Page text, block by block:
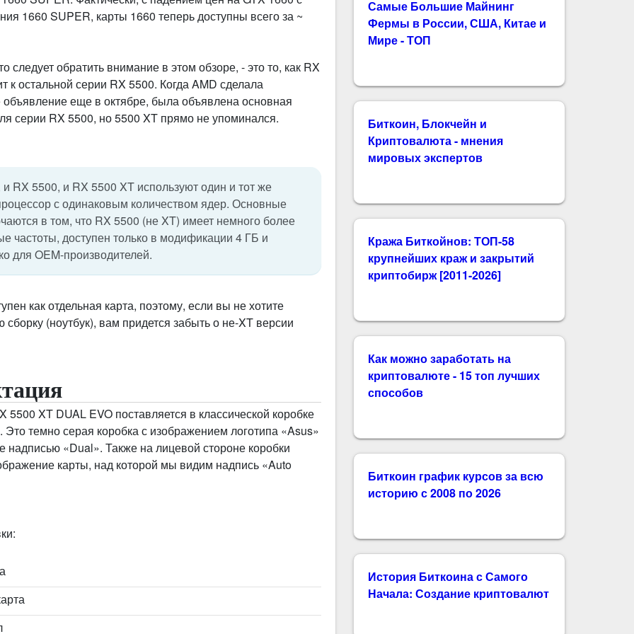
1660 SUPER, карты 1660 теперь доступны всего за ~
следует обратить внимание в этом обзоре, - это то, как RX
к остальной серии RX 5500. Когда AMD сделала
еще в октябре, была объявлена ​​основная
серии RX 5500, но 5500 XT прямо не упоминался.
и RX 5500, и RX 5500 XT используют один и тот же
с одинаковым количеством ядер. Основные
в том, что RX 5500 (не XT) имеет немного более
частоты, доступен только в модификации 4 ГБ и
для OEM-производителей.
как отдельная карта, поэтому, если вы не хотите
сборку (ноутбук), вам придется забыть о не-XT версии
5500 XT DUAL EVO поставляется в классической коробке
темно серая коробка с изображением логотипа «Asus»
надписью «Dual». Также на лицевой стороне коробки
карты, над которой мы видим надпись «Auto
Самые Большие Майнинг
Фермы в России, США, Китае и
Мире - ТОП
Биткоин, Блокчейн и
Криптовалюта - мнения
мировых экспертов
Кража Биткойнов: ТОП-58
крупнейших краж и закрытий
криптобирж [2011-2026]
Как можно заработать на
криптовалюте - 15 топ лучших
способов
Биткоин график курсов за всю
историю с 2008 по 2026
История Биткоина с Самого
Начала: Создание криптовалют